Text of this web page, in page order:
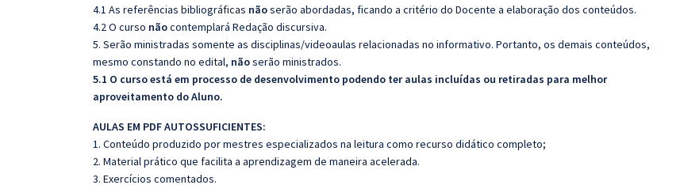
4.1 As referências bibliográficas nãoserão abordadas, ficando a critério do Docente a elaboração dos conteúdos.
4.2 O curso nãocontemplará Redação discursiva.
5. Serão ministradas somente as disciplinas/videoaulas relacionadas no informativo. Portanto, os demais conteúdos,
mesmo constando no edital, nãoserão ministrados.
5.1 O curso está em processo de desenvolvimento podendo ter aulas incluídas ou retiradas para melhor
aproveitamento do Aluno.
AULAS EM PDF AUTOSSUFICIENTES:
1. Conteúdo produzido por mestres especializados na leitura como recurso didático completo;
2. Material prático que facilita a aprendizagem de maneira acelerada.
3. Exercícios comentados.